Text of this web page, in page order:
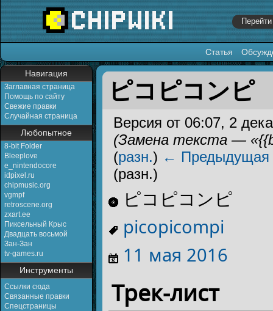
Статья
Навигация
Заглавная страница
Помощь по сайту
Свежие правки
Случайная страница
Любопытное
8-bit Folder
Bleeplove
e_nintendocore
idpixel.ru
chipmusic.org
vgmpf
retroscene.org
zxart.ee
Пиксельный Крыс
Двадцать восьмой
Зан-Зан
tv-games.ru
Инструменты
Ссылки сюда
Связанные правки
Спецстраницы
Перейти к:навигация,поиск
ピコピコンピ
Версия от 06:07, 2
(Замена текста —
(разн.) ← Предыдущая
(разн.)
ピコピコンピ
picopicompi
11 мая 2016
Трек-лист